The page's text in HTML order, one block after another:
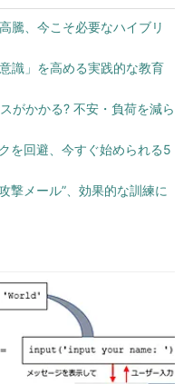
騰、今こそ必要なハイブリ
識」を高める実践的な教育
がかかる? 不安・負荷を減ら
を回避、今すぐ始められる5
撃メール”、効果的な訓練に